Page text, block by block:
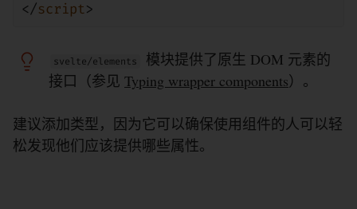
</script>
svelte/elements
模块提供了原生 DOM 元素的
接口（参见 Typing wrapper components）。
建议添加类型，因为它可以确保使用组件的人可以轻
松发现他们应该提供哪些属性。